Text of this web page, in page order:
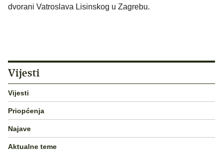
dvorani Vatroslava Lisinskog u Zagrebu.
Vijesti
Vijesti
Priopćenja
Najave
Aktualne teme